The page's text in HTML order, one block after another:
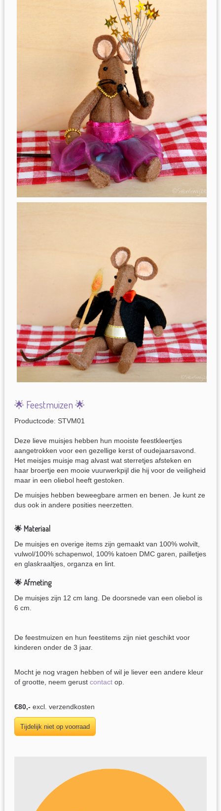
🌟 Feestmuizen 🌟
Productcode: STVM01
Deze lieve muisjes hebben hun mooiste feestkleertjes
aangetrokken voor een gezellige kerst of oudejaarsavond.
Het meisjes muisje mag alvast wat sterretjes afsteken en
haar broertje een mooie vuurwerkpijl die hij voor de veiligheid
maar in een oliebol heeft gestoken.
De muisjes hebben beweegbare armen en benen. Je kunt ze
dus ook in andere posities neerzetten.
🌟 Materiaal
De muisjes en overige items zijn gemaakt van 100% wolvilt,
vulwol/100% schapenwol, 100% katoen DMC garen, pailletjes
en glaskraaltjes, organza en lint.
🌟 Afmeting
De muisjes zijn 12 cm lang. De doorsnede van een oliebol is
6 cm.
De feestmuizen en hun feestitems zijn niet geschikt voor
kinderen onder de 3 jaar.
Mocht je nog vragen hebben of wil je liever een andere kleur
of grootte, neem gerust contactop.
€80,- excl. verzendkosten